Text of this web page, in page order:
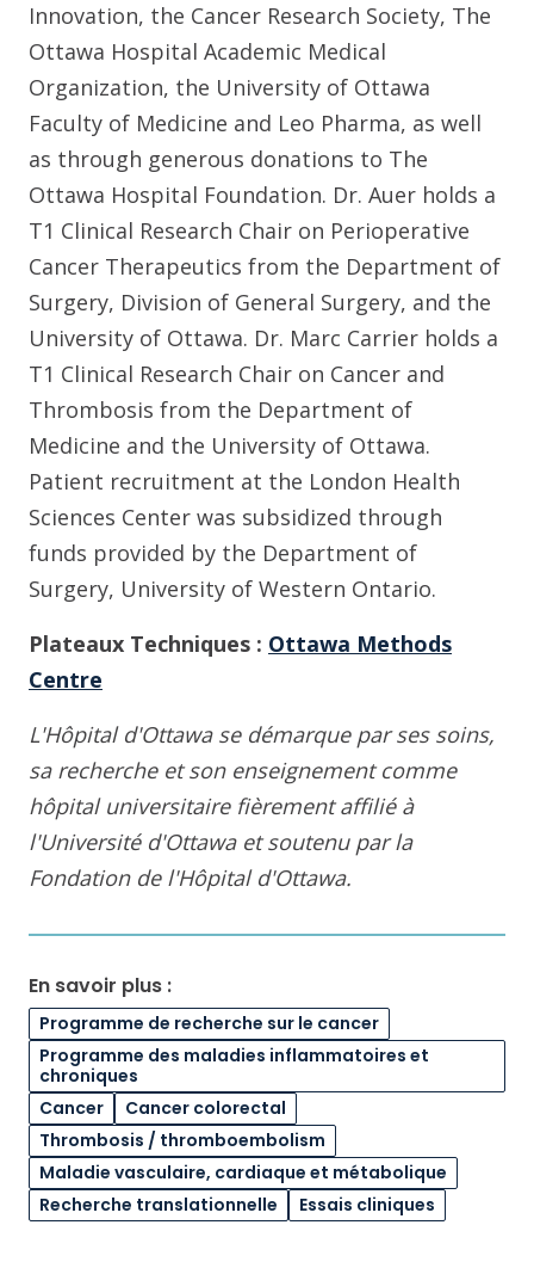
Innovation, the Cancer Research Society, The
Ottawa Hospital Academic Medical
Organization, the University of Ottawa
Faculty of Medicine and Leo Pharma, as well
as through generous donations to The
Ottawa Hospital Foundation. Dr. Auer holds a
T1 Clinical Research Chair on Perioperative
Cancer Therapeutics from the Department of
Surgery, Division of General Surgery, and the
University of Ottawa. Dr. Marc Carrier holds a
T1 Clinical Research Chair on Cancer and
Thrombosis from the Department of
Medicine and the University of Ottawa.
Patient recruitment at the London Health
Sciences Center was subsidized through
funds provided by the Department of
Surgery, University of Western Ontario.
Plateaux Techniques : Ottawa Methods
Centre
L'Hôpital d'Ottawa se démarque par ses soins,
sa recherche et son enseignement comme
hôpital universitaire fièrement affilié à
l'Université d'Ottawa et soutenu par la
Fondation de l'Hôpital d'Ottawa.
En savoir plus :
Programme de recherche sur le cancer
Programme des maladies inflammatoires et
chroniques
Cancer
Cancer colorectal
Thrombosis / thromboembolism
Maladie vasculaire, cardiaque et métabolique
Recherche translationnelle
Essais cliniques